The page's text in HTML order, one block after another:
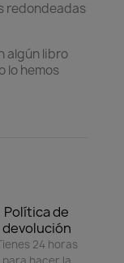
redondeadas
algún libro
lo hemos
Política de
devolución
24 horas